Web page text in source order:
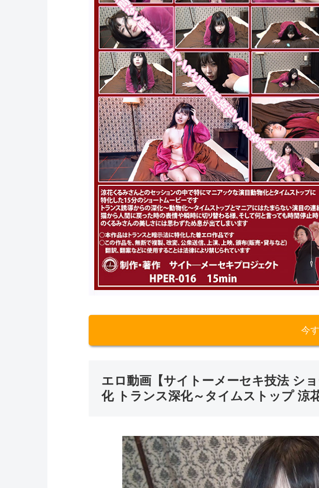
今
エロ動画【サイトーメーセキ技法 シ
化 トランス深化～タイムストップ 涼